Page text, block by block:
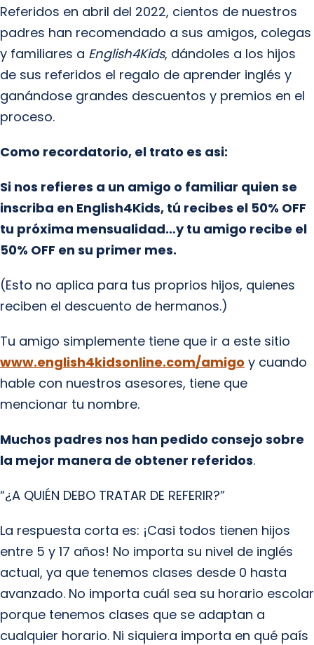
Referidos en abril del 2022, cientos de nuestros
padres han recomendado a sus amigos, colegas
y familiares a English4Kids, dándoles a los hijos
de sus referidos el regalo de aprender inglés y
ganándose grandes descuentos y premios en el
proceso.
Como recordatorio, el trato es asi:
Si nos refieres a un amigo o familiar quien se
inscriba en English4Kids, tú recibes el 50% OFF
tu próxima mensualidad…y tu amigo recibe el
50% OFF en su primer mes.
(Esto no aplica para tus proprios hijos, quienes
reciben el descuento de hermanos.)
Tu amigo simplemente tiene que ir a este sitio
www.english4kidsonline.com/amigo y cuando
hable con nuestros asesores, tiene que
mencionar tu nombre.
Muchos padres nos han pedido consejo sobre
la mejor manera de obtener referidos.
“¿A QUIÉN DEBO TRATAR DE REFERIR?”
La respuesta corta es: ¡Casi todos tienen hijos
entre 5 y 17 años! No importa su nivel de inglés
actual, ya que tenemos clases desde 0 hasta
avanzado. No importa cuál sea su horario escolar
porque tenemos clases que se adaptan a
cualquier horario. Ni siquiera importa en qué país